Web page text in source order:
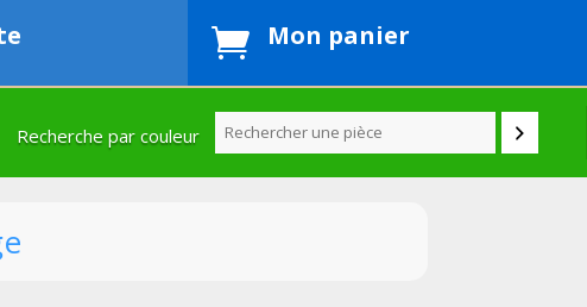
 Mon panier
Recherche par couleur